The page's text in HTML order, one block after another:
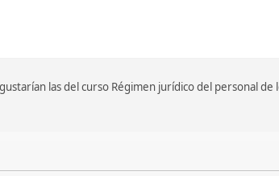
las del curso Régimen jurídico del personal de